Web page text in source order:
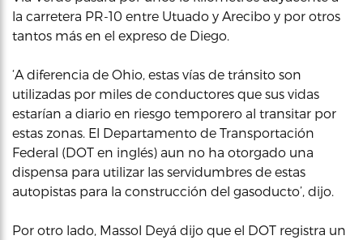
la carretera PR-10 entre Utuado y Arecibo y por otros
tantos más en el expreso de Diego.
‘A diferencia de Ohio, estas vías de tránsito son
utilizadas por miles de conductores que sus vidas
estarían a diario en riesgo temporero al transitar por
estas zonas. El Departamento de Transportación
Federal (DOT en inglés) aun no ha otorgado una
dispensa para utilizar las servidumbres de estas
autopistas para la construcción del gasoducto’, dijo.
Por otro lado, Massol Deyá dijo que el DOT registra un